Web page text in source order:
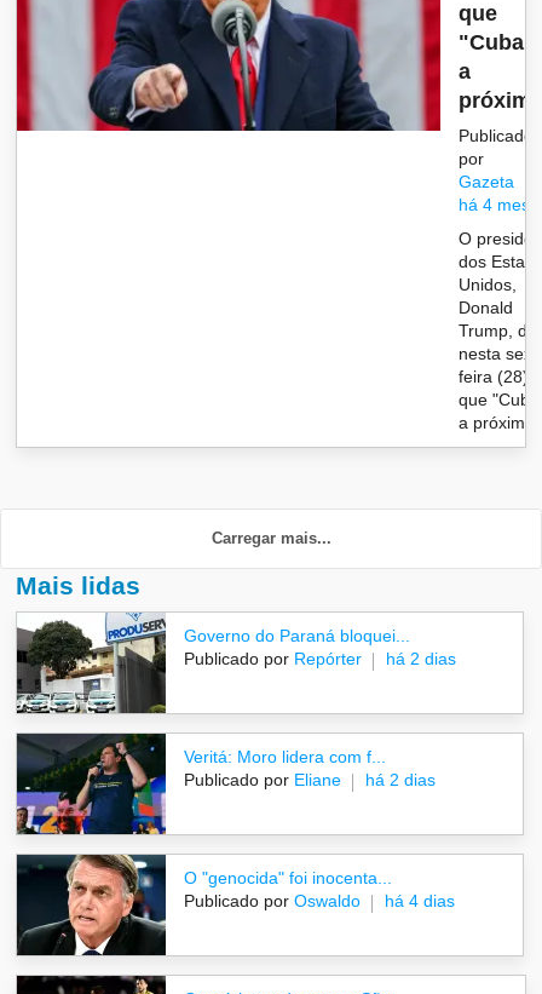
que
"Cuba é
a
Publicado
por
Gazeta
há 4
O
dos
Unidos,
Donald
Trump,
nesta
feira (28)
que
a
Carregar mais...
Mais lidas
Governo do Paraná bloquei...
Publicado por Repórter há 2 dias
Veritá: Moro lidera com f...
Publicado por Eliane há 2 dias
O "genocida" foi inocenta...
Publicado por Oswaldo há 4 dias